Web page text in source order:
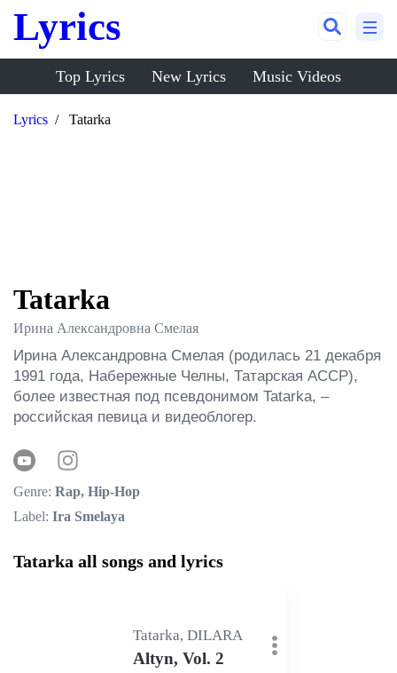
Lyrics
Top Lyrics New Lyrics Music Videos
Lyrics Tatarka
Tatarka
Ирина Александровна Смелая
Ирина Александровна Смелая (родилась 21 декабря
1991 года, Набережные Челны, Татарская АССР),
более известная под псевдонимом Tatarka, –
российская певица и видеоблогер.
Genre: Rap, Hip-Hop
Label: Ira Smelaya
Tatarka all songs and lyrics
Tatarka, DILARA
Altyn, Vol. 2